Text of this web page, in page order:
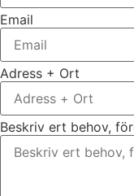
Email
Adress + Ort
Beskriv ert behov,